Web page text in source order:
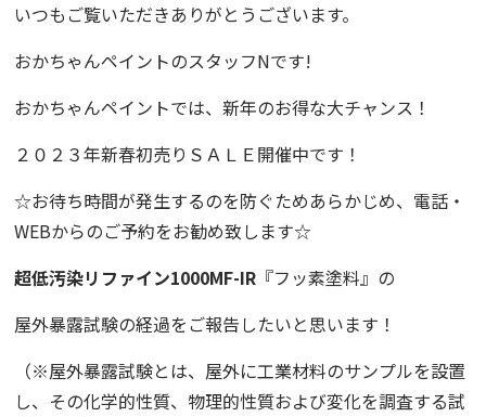
いつもご覧いただきありがとうございます。
おかちゃんペイントのスタッフNです!
おかちゃんペイントでは、新年のお得な大チャンス！
２０２３年新春初売りＳＡＬＥ開催中です！
☆お待ち時間が発生するのを防ぐためあらかじめ、 電話・
WEBからのご予約をお勧め致します☆
超低汚染リファイン1000MF-IR 『フッ素塗料』の
屋外暴露試験の経過をご報告したいと思います！
（※屋外暴露試験とは、屋外に工業材料のサンプルを設置
し、その化学的性質、物理的性質および変化を調査する試